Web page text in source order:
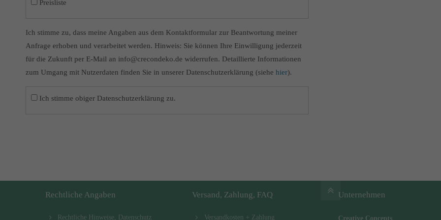
Preisliste
Ich stimme zu, dass meine Angaben aus dem Kontaktformular zur Beantwortung meiner
Anfrage erhoben und verarbeitet werden. Hinweis: Sie können Ihre Einwilligung jederzeit
für die Zukunft per E-Mail an info@crecondeko.de widerrufen. Detaillierte Informationen
zum Umgang mit Nutzerdaten finden Sie in unserer Datenschutzerklärung (siehe hier).
Ich stimme obiger Datenschutzerklärung zu.
Rechtliche Angaben
Rechtliche Hinweise, Datenschutz
Versand, Zahlung, FAQ
Versandkosten + Zahlung
Unternehmen
Creative Concepts